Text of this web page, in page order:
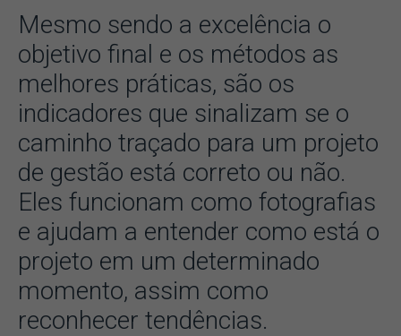
Mesmo sendo a excelência o
objetivo final e os métodos as
melhores práticas, são os
indicadores que sinalizam se o
caminho traçado para um projeto
de gestão está correto ou não.
Eles funcionam como fotografias
e ajudam a entender como está o
projeto em um determinado
momento, assim como
reconhecer tendências.